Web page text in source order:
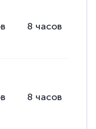
на время
система
8 часов
8 часов